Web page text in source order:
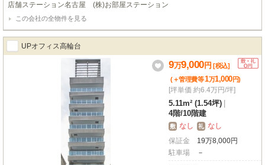
店舗ステーション名古屋 (株)お部屋ステーション
この会社の全物件を見る
UPオフィス高輪台
9万9,000円 [税込]
(＋管理費等1万1,000円)
[坪単価 約6.4万円/坪]
5.11m² (1.54坪)
4階/10階建
敷 なし 礼 なし
保証金
19万8,000円
駐車場
－